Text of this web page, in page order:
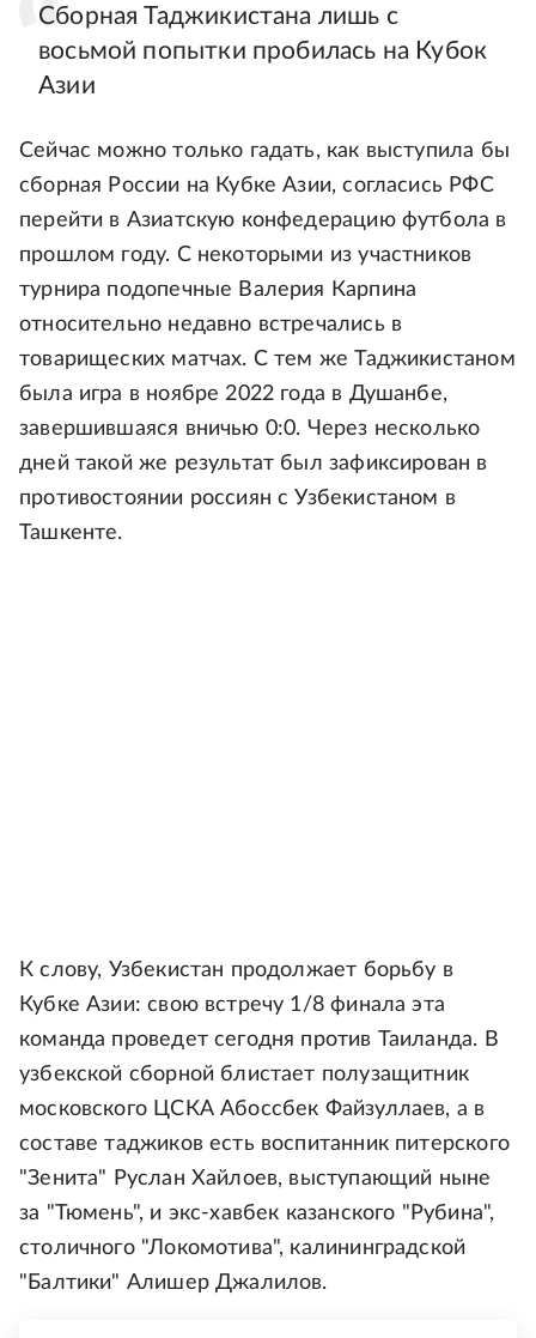
Сборная Таджикистана лишь с
восьмой попытки пробилась на Кубок
Азии
Сейчас можно только гадать, как выступила бы
сборная России на Кубке Азии, согласись РФС
перейти в Азиатскую конфедерацию футбола в
прошлом году. С некоторыми из участников
турнира подопечные Валерия Карпина
относительно недавно встречались в
товарищеских матчах. С тем же Таджикистаном
была игра в ноябре 2022 года в Душанбе,
завершившаяся вничью 0:0. Через несколько
дней такой же результат был зафиксирован в
противостоянии россиян с Узбекистаном в
Ташкенте.
К слову, Узбекистан продолжает борьбу в
Кубке Азии: свою встречу 1/8 финала эта
команда проведет сегодня против Таиланда. В
узбекской сборной блистает полузащитник
московского ЦСКА Абоссбек Файзуллаев, а в
составе таджиков есть воспитанник питерского
"Зенита" Руслан Хайлоев, выступающий ныне
за "Тюмень", и экс-хавбек казанского "Рубина",
столичного "Локомотива", калининградской
"Балтики" Алишер Джалилов.